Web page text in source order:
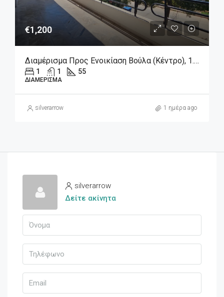
€1,200
Διαμέρισμα Προς Ενοικίαση Βούλα (Κέντρο), 1.200€, 55 Τ.μ.
1 1 55
ΔΙΑΜΈΡΙΣΜΑ
silverarrow 1 ημέρα ago
silverarrow
Δείτε ακίνητα